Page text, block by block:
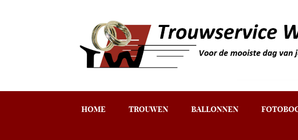
HOME TROUWEN BALLONNEN